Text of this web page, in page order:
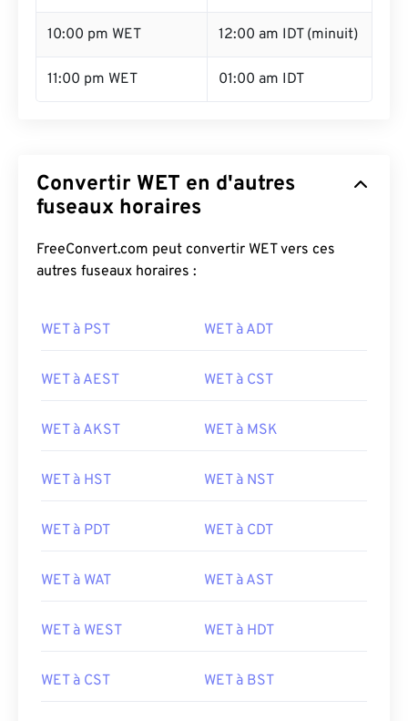
10:00 pm WET 12:00 am IDT (minuit)
11:00 pm WET 01:00 am IDT
Convertir WET en d'autres
fuseaux horaires
FreeConvert.com peut convertir WET vers ces
autres fuseaux horaires :
WET à PST WET à ADT
WET à AEST WET à CST
WET à AKST WET à MSK
WET à HST WET à NST
WET à PDT WET à CDT
WET à WAT WET à AST
WET à WEST WET à HDT
WET à CST WET à BST